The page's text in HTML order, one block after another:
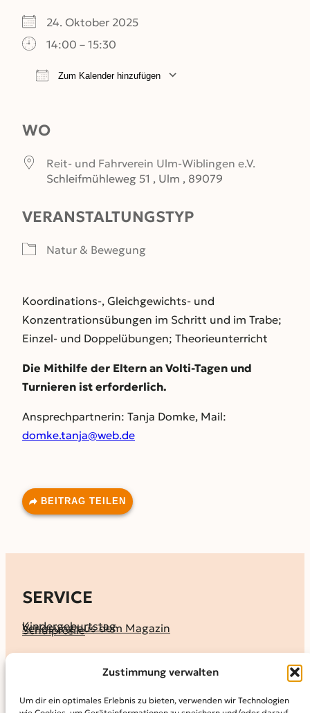
Zustimmung verwalten
Um dir ein optimales Erlebnis zu bieten, verwenden wir Technologien
24. Oktober 2025
14:00 – 15:30
Zum Kalender hinzufügen
WO
Reit- und Fahrverein Ulm-Wiblingen e.V.
Schleifmühleweg 51 , Ulm , 89079
VERANSTALTUNGSTYP
Natur & Bewegung
Koordinations-, Gleichgewichts- und
Konzentrationsübungen im Schritt und im Trabe;
Einzel- und Doppelübungen; Theorieunterricht
Die Mithilfe der Eltern an Volti-Tagen und
Turnieren ist erforderlich.
Ansprechpartnerin: Tanja Domke, Mail:
domke.tanja@web.de
BEITRAG TEILEN
SERVICE
Kindergeburtstag
Verlosung aus dem Magazin
Schulprofile
KALENDER